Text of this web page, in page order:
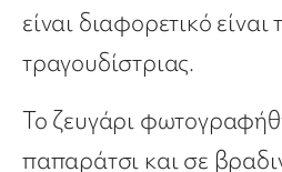
είναι διαφορετικό είναι
τραγουδίστριας.
Το ζευγάρι
παπαράτσι και σε